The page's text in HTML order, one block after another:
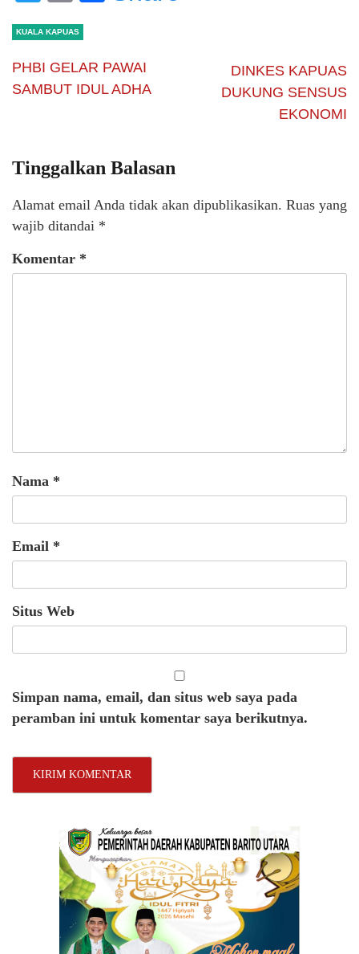
KUALA KAPUAS
PHBI GELAR PAWAI
SAMBUT IDUL ADHA
DINKES KAPUAS
DUKUNG SENSUS
EKONOMI
Tinggalkan Balasan
Alamat email Anda tidak akan dipublikasikan. Ruas yang
wajib ditandai *
Komentar *
Nama *
Email *
Situs Web
Simpan nama, email, dan situs web saya pada
peramban ini untuk komentar saya berikutnya.